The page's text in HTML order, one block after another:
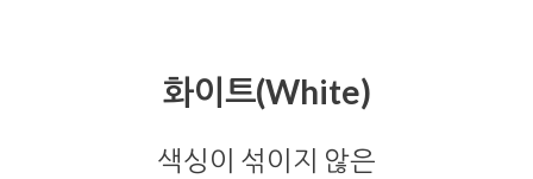
화이트(White)
색싱이 섞이지 않은